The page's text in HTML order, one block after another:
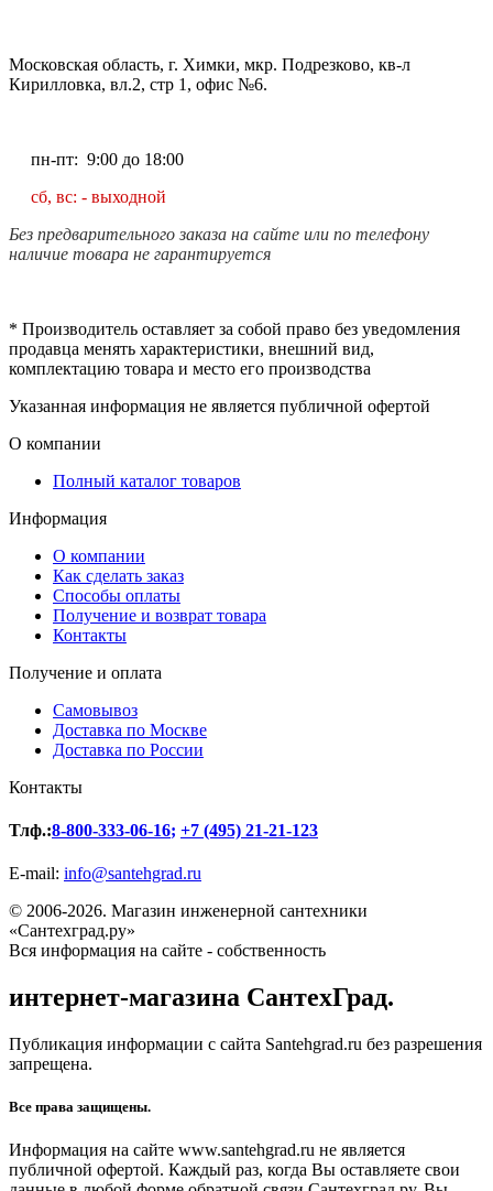
Московская область, г. Химки, мкр. Подрезково, кв-л
Кирилловка, вл.2, стр 1, офис №6.
пн-пт: 9:00 до 18:00
сб, вс: - выходной
Без предварительного заказа на сайте или по телефону
наличие товара не гарантируется
* Производитель оставляет за собой право без уведомления
продавца менять характеристики, внешний вид,
комплектацию товара и место его производства
Указанная информация не является публичной офертой
О компании
Полный каталог товаров
Информация
О компании
Как сделать заказ
Способы оплаты
Получение и возврат товара
Контакты
Получение и оплата
Самовывоз
Доставка по Москве
Доставка по России
Контакты
Тлф.:8-800-333-06-16; +7 (495) 21-21-123
E-mail: info@santehgrad.ru
© 2006-2026. Магазин инженерной сантехники
«Сантехград.ру»
Вся информация на сайте - собственность
интернет-магазина СантехГрад.
Публикация информации с сайта Santehgrad.ru без разрешения
запрещена.
Все права защищены.
Информация на сайте www.santehgrad.ru не является
публичной офертой. Каждый раз, когда Вы оставляете свои